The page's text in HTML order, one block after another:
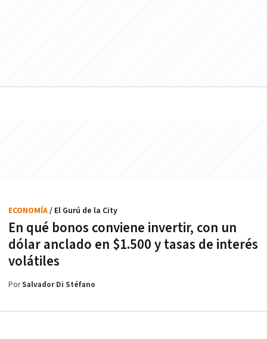
En qué bonos conviene invertir, con un
dólar anclado en $1.500 y tasas de interés
volátiles
ECONOMÍA/ El Gurú de la City
PorSalvador Di Stéfano